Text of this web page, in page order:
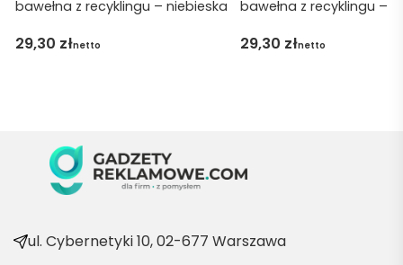
obsłu
pani
kty
bawełna z recyklingu – niebieska
29,30 złnetto
bawełna z recyklingu –
29,30 złnetto
ul. Cybernetyki 10, 02-677 Warszawa